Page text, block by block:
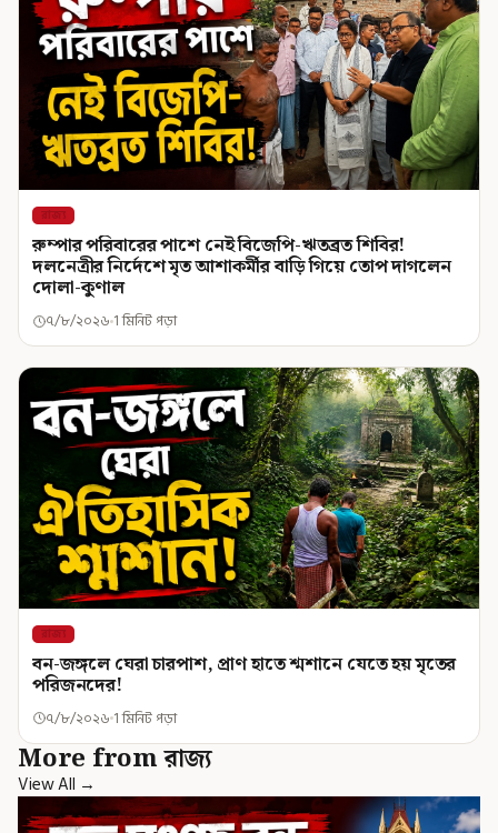
রাজ্য
রুম্পার পরিবারের পাশে নেই বিজেপি-ঋতব্রত শিবির!
দলনেত্রীর নির্দেশে মৃত আশাকর্মীর বাড়ি গিয়ে তোপ দাগলেন
দোলা-কুণাল
৭/৮/২০২৬ 1 মিনিট পড়া
রাজ্য
বন-জঙ্গলে ঘেরা চারপাশ, প্রাণ হাতে শ্মশানে যেতে হয় মৃতের
পরিজনদের!
৭/৮/২০২৬ 1 মিনিট পড়া
More from রাজ্য
View All →